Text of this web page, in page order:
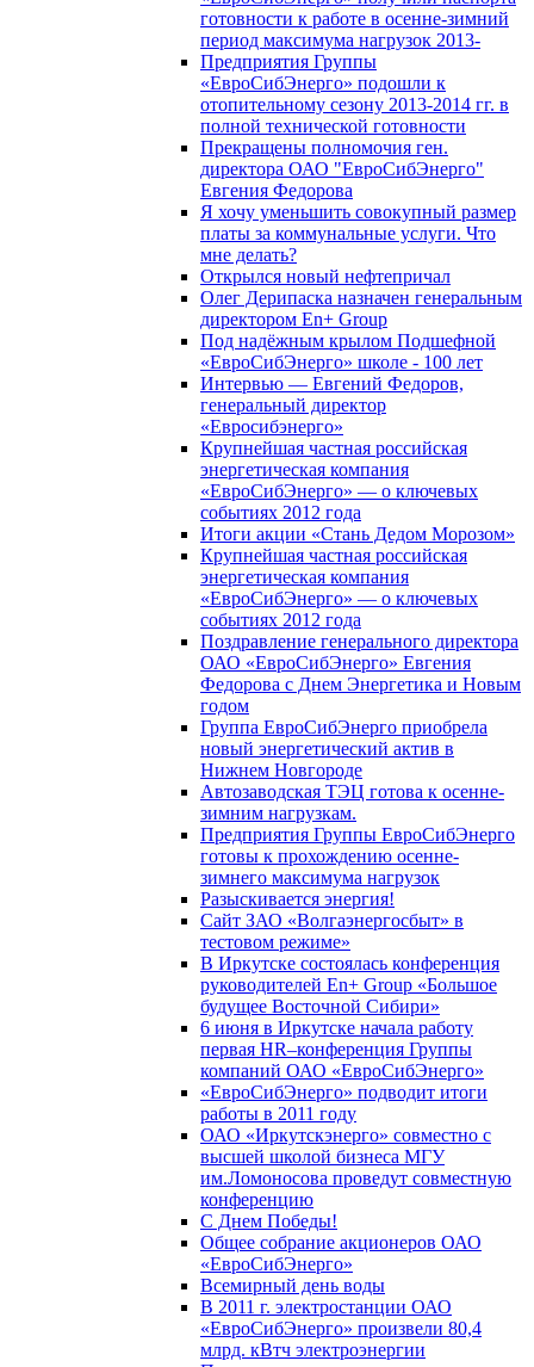
готовности к работе в осенне-зимний
период максимума нагрузок 2013-
Предприятия Группы
«ЕвроСибЭнерго» подошли к
отопительному сезону 2013-2014 гг. в
полной технической готовности
Прекращены полномочия ген.
директора ОАО "ЕвроСибЭнерго"
Евгения Федорова
Я хочу уменьшить совокупный размер
платы за коммунальные услуги. Что
мне делать?
Открылся новый нефтепричал
Олег Дерипаска назначен генеральным
директором En+ Group
Под надёжным крылом Подшефной
«ЕвроСибЭнерго» школе - 100 лет
Интервью — Евгений Федоров,
генеральный директор
«Евросибэнерго»
Крупнейшая частная российская
энергетическая компания
«ЕвроСибЭнерго» — о ключевых
событиях 2012 года
Итоги акции «Стань Дедом Морозом»
Крупнейшая частная российская
энергетическая компания
«ЕвроСибЭнерго» — о ключевых
событиях 2012 года
Поздравление генерального директора
ОАО «ЕвроСибЭнерго» Евгения
Федорова с Днем Энергетика и Новым
годом
Группа ЕвроСибЭнерго приобрела
новый энергетический актив в
Нижнем Новгороде
Автозаводская ТЭЦ готова к осенне-
зимним нагрузкам.
Предприятия Группы ЕвроСибЭнерго
готовы к прохождению осенне-
зимнего максимума нагрузок
Разыскивается энергия!
Сайт ЗАО «Волгаэнергосбыт» в
тестовом режиме»
В Иркутске состоялась конференция
руководителей En+ Group «Большое
будущее Восточной Сибири»
6 июня в Иркутске начала работу
первая HR–конференция Группы
компаний ОАО «ЕвроСибЭнерго»
«ЕвроСибЭнерго» подводит итоги
работы в 2011 году
ОАО «Иркутскэнерго» совместно с
высшей школой бизнеса МГУ
им.Ломоносова проведут совместную
конференцию
С Днем Победы!
Общее собрание акционеров ОАО
«ЕвроСибЭнерго»
Всемирный день воды
В 2011 г. электростанции ОАО
«ЕвроСибЭнерго» произвели 80,4
млрд. кВтч электроэнергии